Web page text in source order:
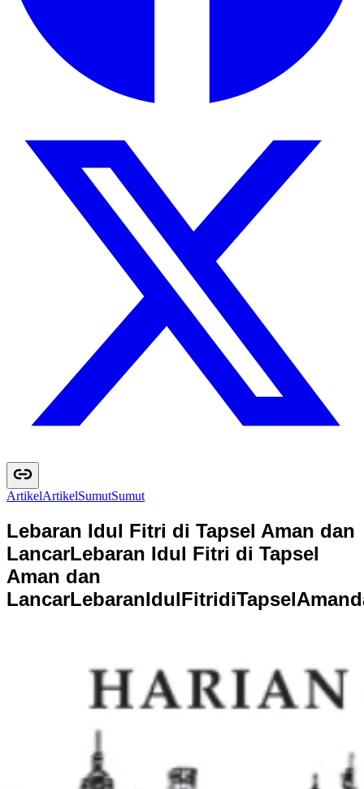
ArtikelArtikelSumutSumut
Lebaran Idul Fitri di Tapsel Aman dan
LancarLebaran Idul Fitri di Tapsel
Aman dan
LancarLebaranIdulFitridiTapselAmand